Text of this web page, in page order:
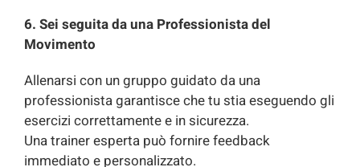
6. Sei seguita da una Professionista del
Movimento
Allenarsi con un gruppo guidato da una
professionista garantisce che tu stia eseguendo gli
esercizi correttamente e in sicurezza.
Una trainer esperta può fornire feedback
immediato e personalizzato.